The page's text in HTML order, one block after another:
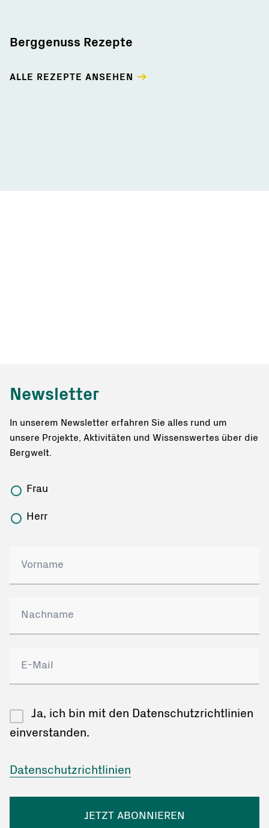
Berggenuss Rezepte
ALLE REZEPTE ANSEHEN
Newsletter
In unserem Newsletter erfahren Sie alles rund um
unsere Projekte, Aktivitäten und Wissenswertes über die
Bergwelt.
Frau
Herr
Ja, ich bin mit den Datenschutzrichtlinien
einverstanden.
Datenschutzrichtlinien
JETZT ABONNIEREN